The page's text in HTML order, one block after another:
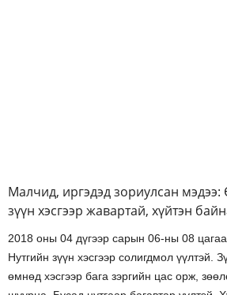
Малчид, иргэдэд зориулсан
зүүн хэсгээр жавартай, хүйтэн
2018 оны 04 дүгээр сарын 06-ны 08
Нутгийн зүүн хэсгээр солигдмол үүлтэй.
өмнөд хэсгээр бага зэргийн цас орж,